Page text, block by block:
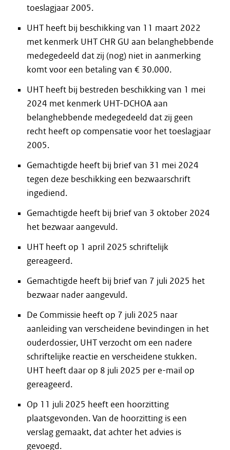
toeslagjaar 2005.
UHT heeft bij beschikking van 11 maart 2022
met kenmerk UHT CHR GU aan belanghebbende
medegedeeld dat zij (nog) niet in aanmerking
komt voor een betaling van € 30.000.
UHT heeft bij bestreden beschikking van 1 mei
2024 met kenmerk UHT-DCHOA aan
belanghebbende medegedeeld dat zij geen
recht heeft op compensatie voor het toeslagjaar
2005.
Gemachtigde heeft bij brief van 31 mei 2024
tegen deze beschikking een bezwaarschrift
ingediend.
Gemachtigde heeft bij brief van 3 oktober 2024
het bezwaar aangevuld.
UHT heeft op 1 april 2025 schriftelijk
gereageerd.
Gemachtigde heeft bij brief van 7 juli 2025 het
bezwaar nader aangevuld.
De Commissie heeft op 7 juli 2025 naar
aanleiding van verscheidene bevindingen in het
ouderdossier, UHT verzocht om een nadere
schriftelijke reactie en verscheidene stukken.
UHT heeft daar op 8 juli 2025 per e-mail op
gereageerd.
Op 11 juli 2025 heeft een hoorzitting
plaatsgevonden. Van de hoorzitting is een
verslag gemaakt, dat achter het advies is
gevoegd.